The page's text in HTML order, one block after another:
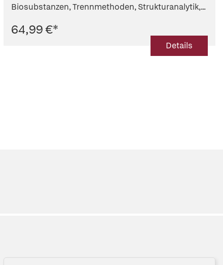
Biosubstanzen, Trennmethoden, Strukturanalytik,...
64,99 €*
Details